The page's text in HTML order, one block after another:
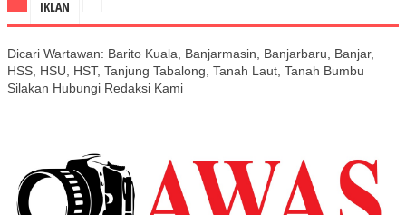
IKLAN
Dicari Wartawan: Barito Kuala, Banjarmasin, Banjarbaru, Banjar,
HSS, HSU, HST, Tanjung Tabalong, Tanah Laut, Tanah Bumbu
Silakan Hubungi Redaksi Kami